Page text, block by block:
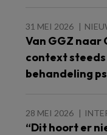
31 MEI 2026
Van GGZ naar
context
behandeling
28 MEI 2026
“Dit hoort er